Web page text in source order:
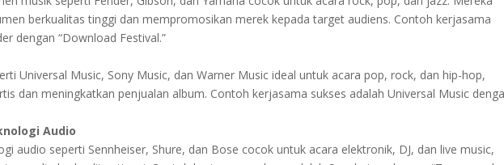
berkualitas tinggi dan mempromosikan merek kepada target audiens. Contoh kerjasama
dengan “Download Festival.”
Universal Music, Sony Music, dan Warner Music ideal untuk acara pop, rock, dan hip-hop,
dan meningkatkan penjualan album. Contoh kerjasama sukses adalah Universal Music
Audio
audio seperti Sennheiser, Shure, dan Bose cocok untuk acara elektronik, DJ, dan live music,